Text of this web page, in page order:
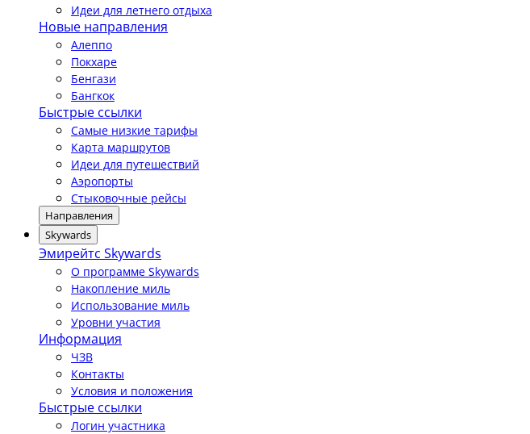
Идеи для летнего отдыха
Новые направления
Алеппо
Покхаре
Бенгази
Бангкок
Быстрые ссылки
Самые низкие тарифы
Карта маршрутов
Идеи для путешествий
Аэропорты
Стыковочные рейсы
Направления
Skywards
Эмирейтс Skywards
О программе Skywards
Накопление миль
Использование миль
Уровни участия
Информация
ЧЗВ
Контакты
Условия и положения
Быстрые ссылки
Логин участника